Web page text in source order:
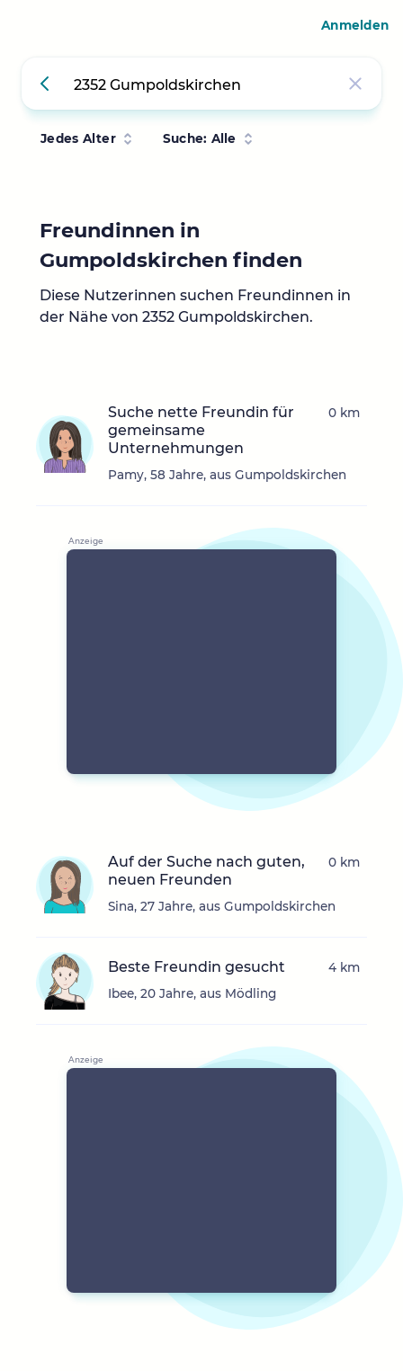
Jedes Alter Suche: Alle
Freundinnen in
Gumpoldskirchen finden
Diese Nutzerinnen suchen Freundinnen in
der Nähe von 2352 Gumpoldskirchen.
Suche nette Freundin für
gemeinsame
Unternehmungen
Pamy, 58 Jahre, aus Gumpoldskirchen
0 km
Auf der Suche nach guten,
neuen Freunden
Sina, 27 Jahre, aus Gumpoldskirchen
0 km
Beste Freundin gesucht
Ibee, 20 Jahre, aus Mödling
4 km
Anmelden